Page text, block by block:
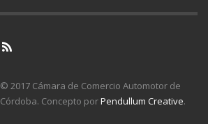
© 2017 Cámara de Comercio Automotor de
Córdoba. Concepto porPendullum Creative.